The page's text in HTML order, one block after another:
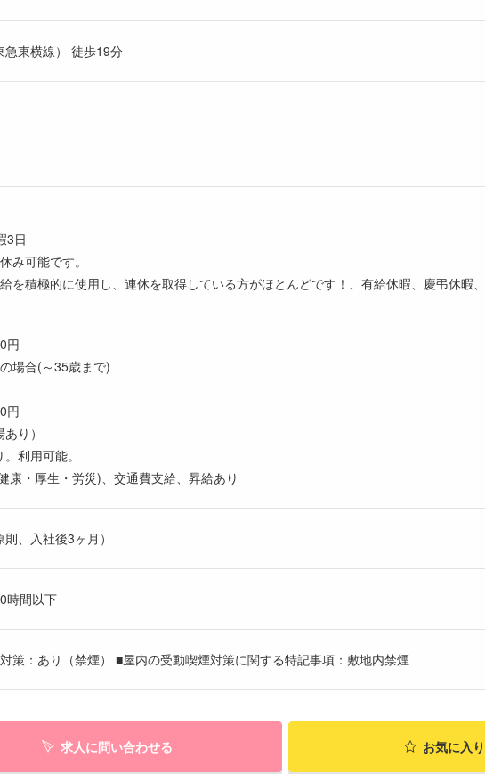
東横線） 徒歩19分
3日
み可能です。
を積極的に使用し、連休を取得している方がほとんどです！、有給休暇、慶弔休暇
円
場合(～35歳まで)
円
り）
利用可能。
康・厚生・労災)、交通費支給、昇給あり
、入社後3ヶ月）
時間以下
策：あり（禁煙） ■屋内の受動喫煙対策に関する特記事項：敷地内禁煙
求人に問い合わせる お気に入